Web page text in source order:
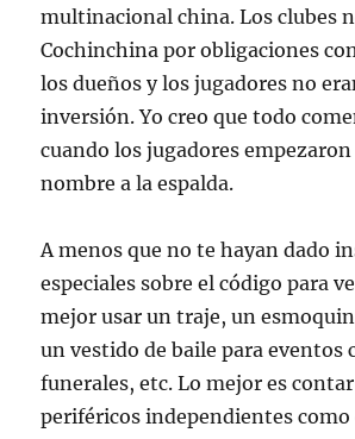
multinacional china. Los clubes
Cochinchina por obligaciones
los dueños y los jugadores no
inversión. Yo creo que todo
cuando los jugadores empezaron
nombre a la espalda.
A menos que no te hayan dado
especiales sobre el código para
mejor usar un traje, un
un vestido de baile para eventos
funerales, etc. Lo mejor es
periféricos independientes como